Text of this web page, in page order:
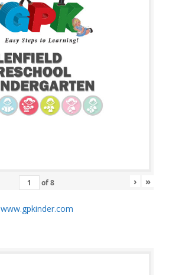
of8 › »
www.gpkinder.com